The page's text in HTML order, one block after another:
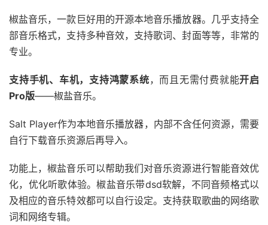
椒盐音乐，一款巨好用的开源本地音乐播放器。几乎支持全
部音乐格式，支持多种音效，支持歌词、封面等等，非常的
专业。
支持手机、车机，支持鸿蒙系统，而且无需付费就能开启
Pro版——椒盐音乐。
Salt Player作为本地音乐播放器，内部不含任何资源，需要
自行下载音乐资源后再导入。
功能上，椒盐音乐可以帮助我们对音乐资源进行智能音效优
化，优化听歌体验。椒盐音乐带dsd软解，不同音频格式以
及相应的音乐特效都可以自行设定。支持获取歌曲的网络歌
词和网络专辑。